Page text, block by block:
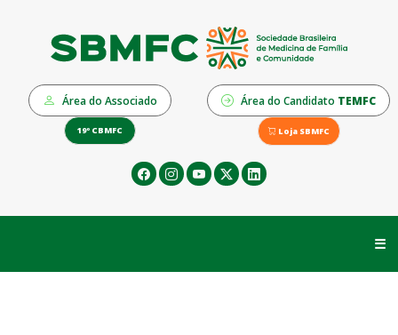
Área do Associado Área do Candidato TEMFC
19º CBMFC Loja SBMFC
☰